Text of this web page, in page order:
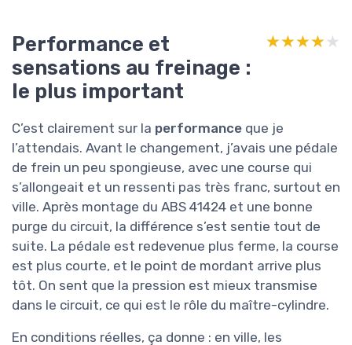
Performance et
sensations au freinage :
le plus important
★★★★★
★★★★★
C’est clairement sur la performance que je
l’attendais. Avant le changement, j’avais une pédale
de frein un peu spongieuse, avec une course qui
s’allongeait et un ressenti pas très franc, surtout en
ville. Après montage du ABS 41424 et une bonne
purge du circuit, la différence s’est sentie tout de
suite. La pédale est redevenue plus ferme, la course
est plus courte, et le point de mordant arrive plus
tôt. On sent que la pression est mieux transmise
dans le circuit, ce qui est le rôle du maître-cylindre.
En conditions réelles, ça donne : en ville, les